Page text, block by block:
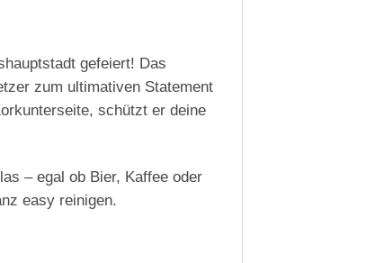
gefeiert! Das
zum ultimativen Statement
schützt er deine
– egal ob Bier, Kaffee oder
easy reinigen.